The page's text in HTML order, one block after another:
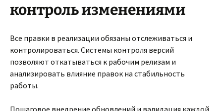
контроль изменениями
Все правки в реализации обязаны отслеживаться и
контролироваться. Системы контроля версий
позволяют откатываться к рабочим релизам и
анализировать влияние правок на стабильность
работы.
Пошаговое внедрение обновлений и валидация каждой